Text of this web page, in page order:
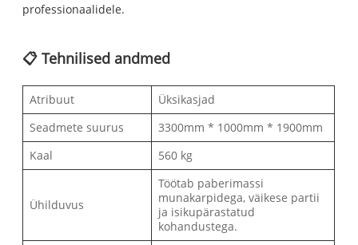
professionaalidele.
📋 Tehnilised andmed
Atribuut
Üksikasjad
Seadmete suurus
3300mm * 1000mm * 1900mm
Kaal
560 kg
Ühilduvus
Töötab paberimassi
munakarpidega, väikese partii
ja isikupärastatud
kohandustega.